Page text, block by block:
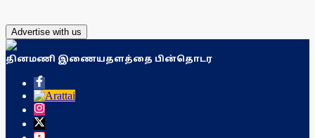
Advertise with us
தினமணி இணையதளத்தை பின்தொடர